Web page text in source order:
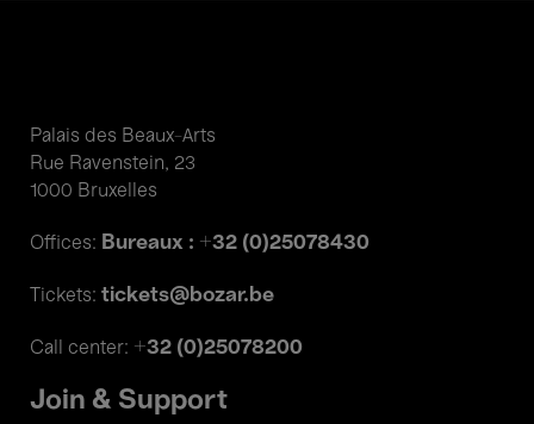
Palais des Beaux-Arts
Rue Ravenstein, 23
1000 Bruxelles
Offices: Bureaux : +32 (0)25078430
Tickets: tickets@bozar.be
Call center: +32 (0)25078200
Join & Support